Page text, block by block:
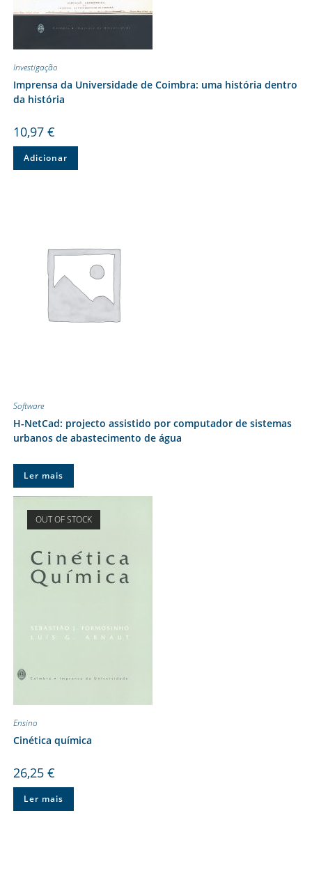
Investigação
Imprensa da Universidade de Coimbra: uma história dentro
da história
10,97 €
Adicionar
Software
H-NetCad: projecto assistido por computador de sistemas
urbanos de abastecimento de água
Ler mais
OUT OF STOCK
Ensino
Cinética química
26,25 €
Ler mais